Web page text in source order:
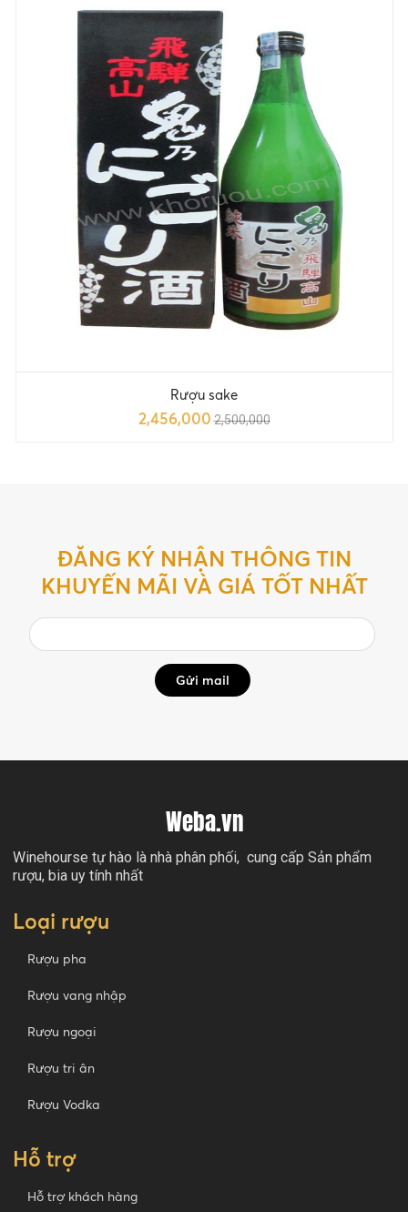
Rượu sake
2,456,000 2,500,000
ĐĂNG KÝ NHẬN THÔNG TIN
KHUYẾN MÃI VÀ GIÁ TỐT NHẤT
Gửi mail
Weba.vn
Winehourse tự hào là nhà phân phối, cung cấp Sản phẩm
rượu, bia uy tính nhất
Loại rượu
Rượu pha
Rượu vang nhập
Rượu ngoại
Rượu tri ân
Rượu Vodka
Hỗ trợ
Hỗ trợ khách hàng